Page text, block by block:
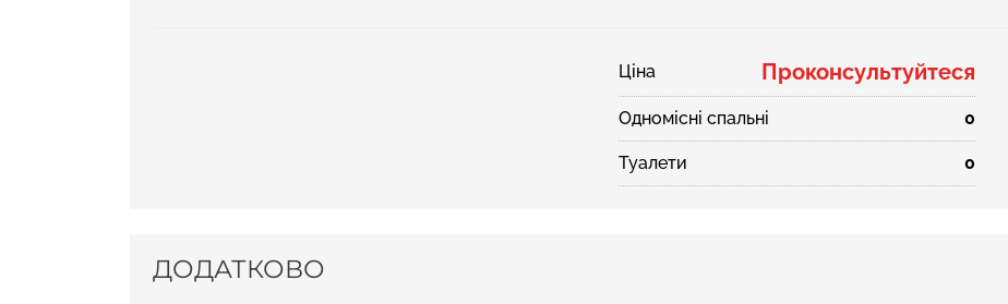
Ціна Проконсультуйтеся
Одномісні спальні 0
Туалети 0
ДОДАТКОВО